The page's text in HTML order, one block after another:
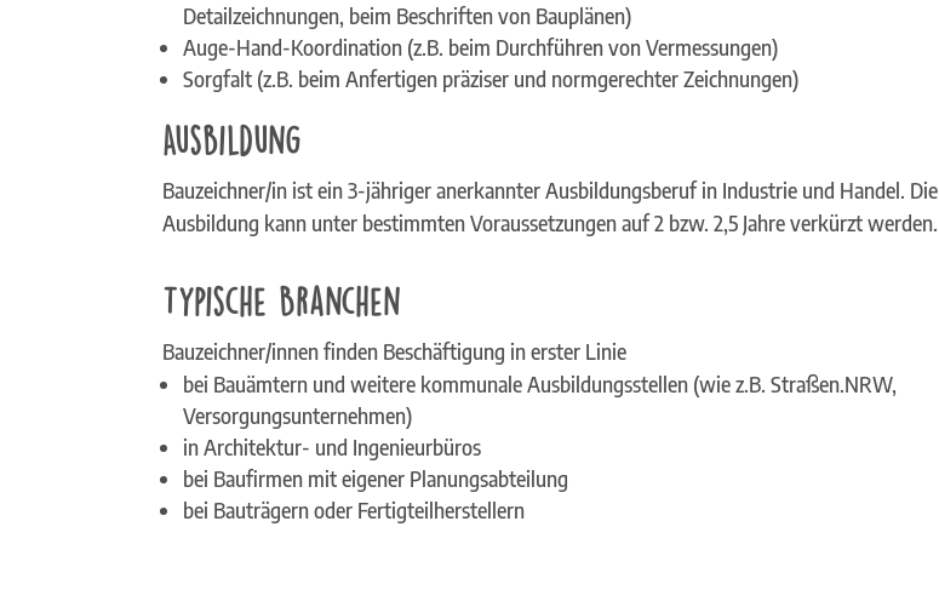
Detailzeichnungen, beim Beschriften von Bauplänen)
Auge-Hand-Koordination (z.B. beim Durchführen von Vermessungen)
Sorgfalt (z.B. beim Anfertigen präziser und normgerechter Zeichnungen)
Ausbildung
Bauzeichner/in ist ein 3-jähriger anerkannter Ausbildungsberuf in Industrie und Handel. Die
Ausbildung kann unter bestimmten Voraussetzungen auf 2 bzw. 2,5 Jahre verkürzt werden.
Typische Branchen
Bauzeichner/innen finden Beschäftigung in erster Linie
bei Bauämtern und weitere kommunale Ausbildungsstellen (wie z.B. Straßen.NRW,
Versorgungsunternehmen)
in Architektur- und Ingenieurbüros
bei Baufirmen mit eigener Planungsabteilung
bei Bauträgern oder Fertigteilherstellern